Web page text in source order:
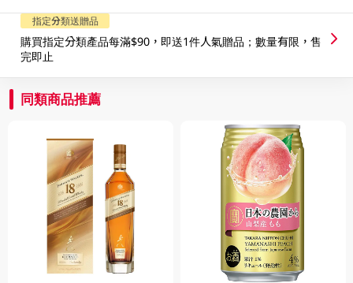
指定分類送贈品
購買指定分類產品每滿$90，即送1件人氣贈品；數量有限，售
完即止
同類商品推薦